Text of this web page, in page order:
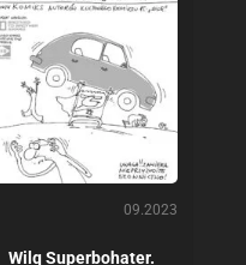
09.2023
Wilq Superbohater.